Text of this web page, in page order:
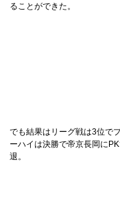
ることができた。
でも結果はリーグ戦は3位で
ーハイは決勝で帝京長岡に
退。